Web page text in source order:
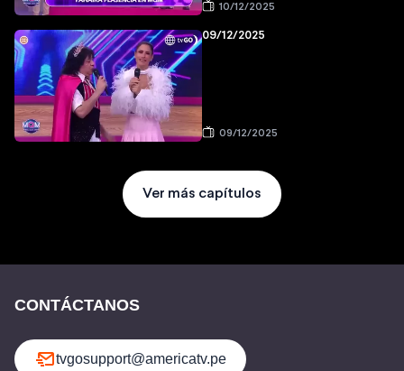
10/12/2025
09/12/2025
09/12/2025
Ver más capítulos
CONTÁCTANOS
tvgosupport@americatv.pe